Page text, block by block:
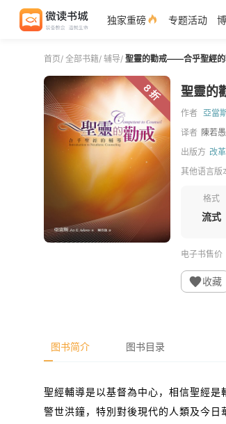
独家重磅 专题活动
首页/ 全部书籍/ 辅导/ 聖靈的勸戒——合乎聖經的
8 折 聖靈的
作者 亞當
译者 陳若愚
出版方 改
其他语言版
格式
流式
电子书售价
收藏
图书简介 图书目录
聖經輔導是以基督為中心，相信聖經
警世洪鐘，特別對後現代的人類及今日